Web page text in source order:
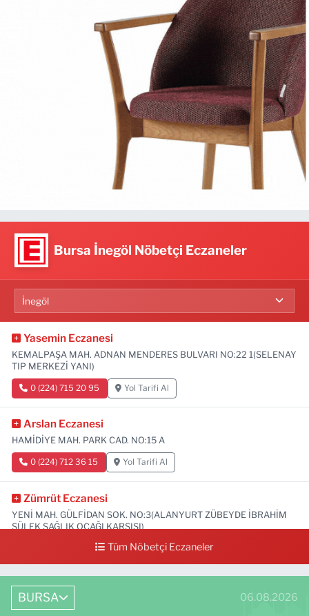
Bursa İnegöl Nöbetçi Eczaneler
Yasemin Eczanesi
KEMALPAŞA MAH. ADNAN MENDERES BULVARI NO:22 1(SELENAY
TIP MERKEZİ YANI)
0 (224) 715 20 95 Yol Tarifi Al
Arslan Eczanesi
HAMİDİYE MAH. PARK CAD. NO:15 A
0 (224) 712 36 15 Yol Tarifi Al
Zümrüt Eczanesi
YENİ MAH. GÜLFİDAN SOK. NO:3(ALANYURT ZÜBEYDE İBRAHİM
SÜLEK SAĞLIK OCAĞI KARŞISI)
0 (531) 239 44 04 Yol Tarifi Al
Tüm Nöbetçi Eczaneler
BURSA 06.08.2026